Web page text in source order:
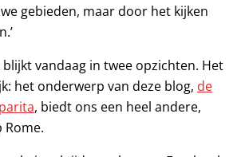
gebieden, maar door het kijken
vandaag in twee opzichten. Het
het onderwerp van deze blog, de
, biedt ons een heel andere,
Rome.